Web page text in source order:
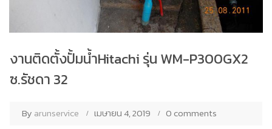
งานติดตั้งปั้มน้ำHitachi รุ่น WM-P300GX2
ซ.รัชดา 32
By arunservice เมษายน 4, 2019 0 comments